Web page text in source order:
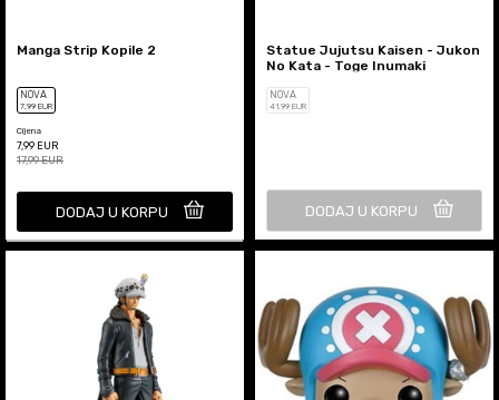
Manga Strip Kopile 2
NOVA
7,99 EUR
Cijena
7,99 EUR
17,99EUR
DODAJ U KORPU
Statue Jujutsu Kaisen - Jukon
No Kata - Toge Inumaki
NOVA
41,99 EUR
DODAJ U KORPU